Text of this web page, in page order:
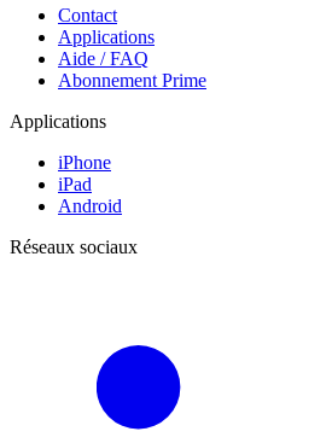
Contact
Applications
Aide / FAQ
Abonnement Prime
Applications
iPhone
iPad
Android
Réseaux sociaux